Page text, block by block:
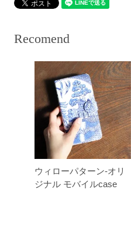
Recomend
ウィローパターン-オリ
ジナル モバイルcase